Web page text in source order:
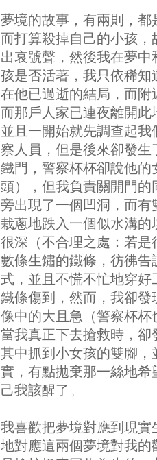
夢境的故事，有兩則，都
而打算殺掉自己的小孩
出哀號聲，然後我在夢
孩是否活著，我只依稀
在他已過逝的結局，而附
而那戶人家已連夜離開此
並且一開始就先調查起
察人員，但是後來卻發
鐵門，警察杯杯卻說他的
頭），但我負責關開門
旁出現了一個凹洞，而有
栽蔥地跌入一個似水溝
很深（不合理之處：若
數條生鏽的鐵條，彷彿
式，並且不慌不忙地穿
鐵條傷到，然而，我卻
像中的大且急（警察杯杯
當我真正下去搶救時，
其中抓到小女孩的雙腳
實，有點拋棄那一絲地希
己我該醒了。
我喜歡把夢境對應到現
地對應這兩個夢境對我